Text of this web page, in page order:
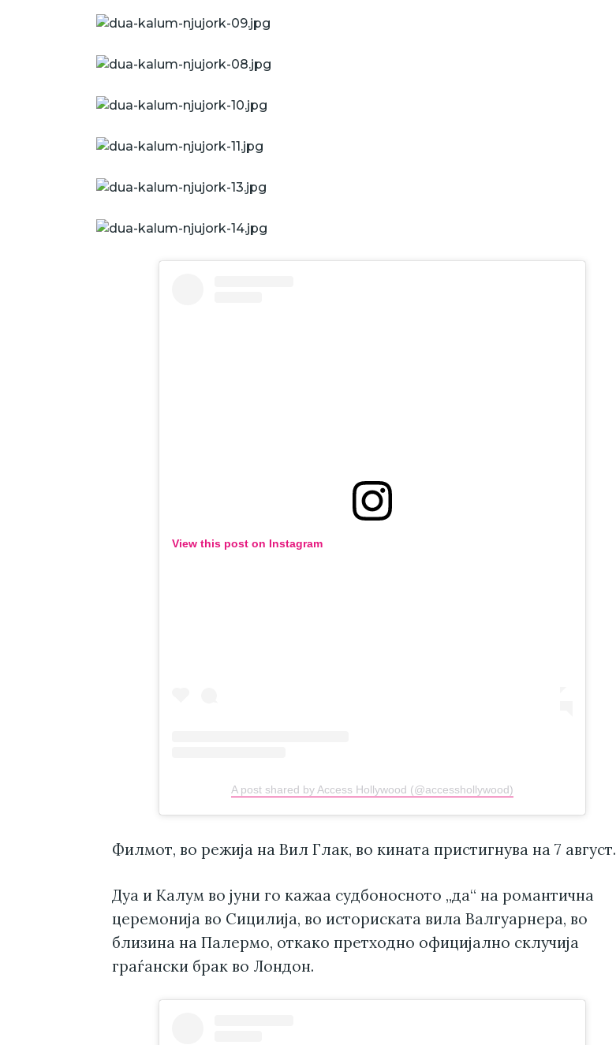
View this post on Instagram
A post shared by Access Hollywood (@accesshollywood)
Филмот, во режија на Вил Глак, во кината пристигнува на 7 август.
Дуа и Калум во јуни го кажаа судбоносното „да“ на романтична
церемонија во Сицилија, во историската вила Валгуарнера, во
близина на Палермо, откако претходно официјално склучија
граѓански брак во Лондон.